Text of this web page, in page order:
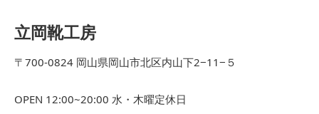
立岡靴工房
〒700-0824 岡山県岡山市北区内山下2−11−５
OPEN 12:00~20:00 水・木曜定休日